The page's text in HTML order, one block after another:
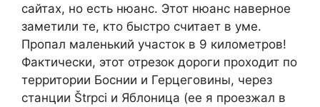
сайтах, но есть нюанс. Этот нюанс наверное
заметили те, кто быстро считает в уме.
Пропал маленький участок в 9 километров!
Фактически, этот отрезок дороги проходит по
территории Боснии и Герцеговины, через
станции Štrpci и Яблоница (ее я проезжал в